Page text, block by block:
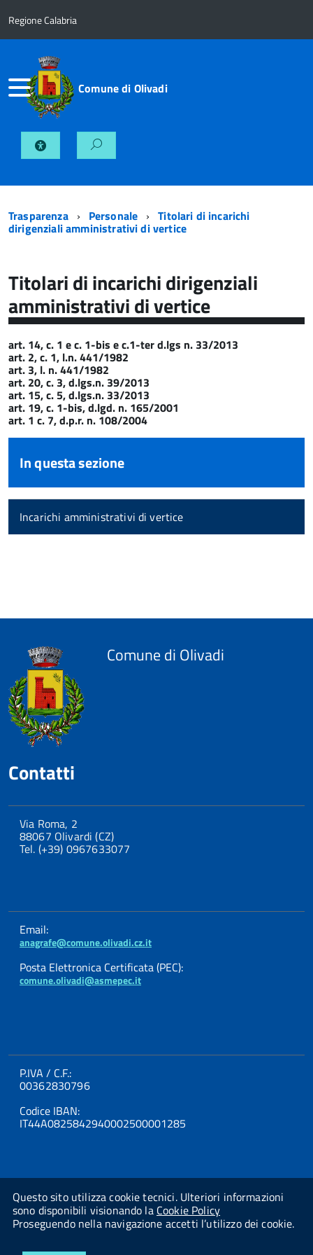
Questo sito utilizza cookie tecnici. Ulteriori informazioni
sono disponibili visionando la Cookie Policy
Proseguendo nella navigazione accetti l’utilizzo dei cookie.
Regione Calabria
Comune di Olivadi
Trasparenza Personale Titolari di incarichi
dirigenziali amministrativi di vertice
Titolari di incarichi dirigenziali
amministrativi di vertice
art. 14, c. 1 e c. 1-bis e c.1-ter d.lgs n. 33/2013
art. 2, c. 1, l.n. 441/1982
art. 3, l. n. 441/1982
art. 20, c. 3, d.lgs.n. 39/2013
art. 15, c. 5, d.lgs.n. 33/2013
art. 19, c. 1-bis, d.lgd. n. 165/2001
art. 1 c. 7, d.p.r. n. 108/2004
In questa sezione
Incarichi amministrativi di vertice
Comune di Olivadi
Contatti
Via Roma, 2
88067 Olivardi (CZ)
Tel. (+39) 0967633077
Email:
anagrafe@comune.olivadi.cz.it
Posta Elettronica Certificata (PEC):
comune.olivadi@asmepec.it
P.IVA / C.F.:
00362830796
Codice IBAN:
IT44A0825842940002500001285